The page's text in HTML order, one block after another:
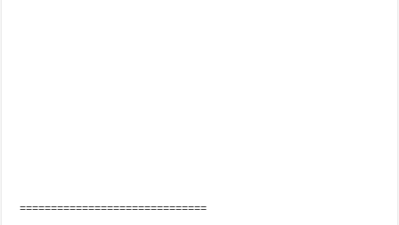
==============================